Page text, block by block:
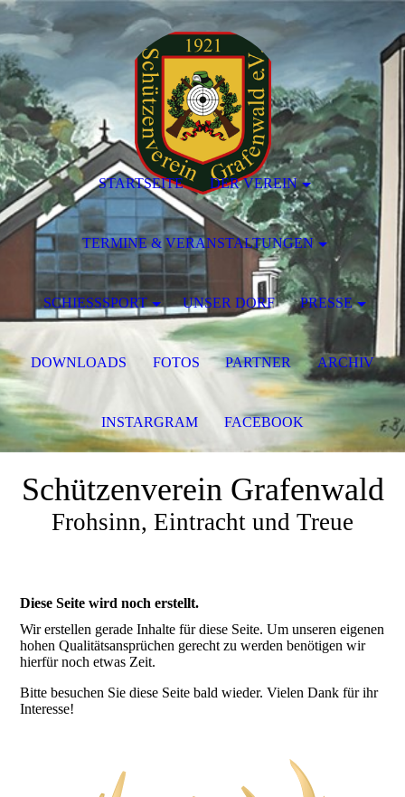
Schützenverein Grafenwald
Frohsinn, Eintracht und Treue
Diese Seite wird noch erstellt.
Wir erstellen gerade Inhalte für diese Seite. Um unseren eigenen
hohen Qualitätsansprüchen gerecht zu werden benötigen wir
hierfür noch etwas Zeit.
Bitte besuchen Sie diese Seite bald wieder. Vielen Dank für ihr
Interesse!
STARTSEITE DER VEREIN
TERMINE & VERANSTALTUNGEN
SCHIESSSPORT UNSER DORF PRESSE
DOWNLOADS FOTOS PARTNER ARCHIV
INSTARGRAM FACEBOOK